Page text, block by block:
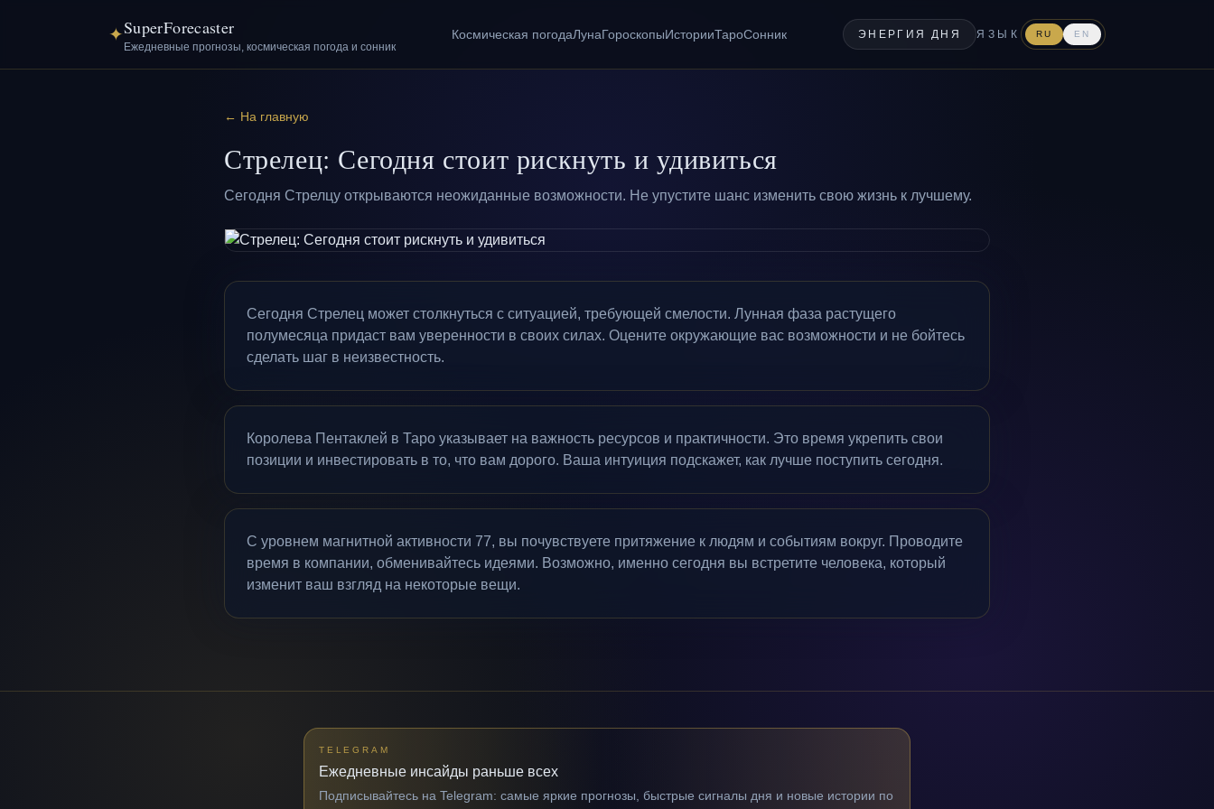
✦SuperForecaster
Ежедневные прогнозы, космическая погода и сонник
Космическая погодаЛунаГороскопыИсторииТароСонник ЭНЕРГИЯ ДНЯ ЯЗЫК RU EN
← На главную
Стрелец: Сегодня стоит рискнуть и удивиться
Сегодня Стрелцу открываются неожиданные возможности. Не упустите шанс изменить свою жизнь к лучшему.
Сегодня Стрелец может столкнуться с ситуацией, требующей смелости. Лунная фаза растущего
полумесяца придаст вам уверенности в своих силах. Оцените окружающие вас возможности и не бойтесь
сделать шаг в неизвестность.
Королева Пентаклей в Таро указывает на важность ресурсов и практичности. Это время укрепить свои
позиции и инвестировать в то, что вам дорого. Ваша интуиция подскажет, как лучше поступить сегодня.
С уровнем магнитной активности 77, вы почувствуете притяжение к людям и событиям вокруг. Проводите
время в компании, обменивайтесь идеями. Возможно, именно сегодня вы встретите человека, который
изменит ваш взгляд на некоторые вещи.
TELEGRAM
Ежедневные инсайды раньше всех
Подписывайтесь на Telegram: самые яркие прогнозы, быстрые сигналы дня и новые истории по